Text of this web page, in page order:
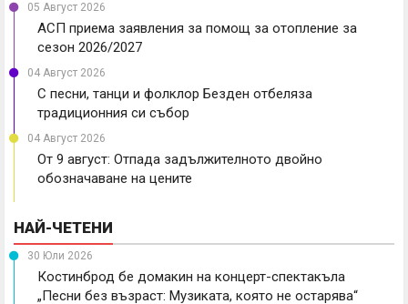
05 Август 2026
АСП приема заявления за помощ за отопление за
сезон 2026/2027
04 Август 2026
С песни, танци и фолклор Безден отбеляза
традиционния си събор
04 Август 2026
От 9 август: Отпада задължителното двойно
обозначаване на цените
НАЙ-ЧЕТЕНИ
30 Юли 2026
Костинброд бе домакин на концерт-спектакъла
„Песни без възраст: Музиката, която не остарява“